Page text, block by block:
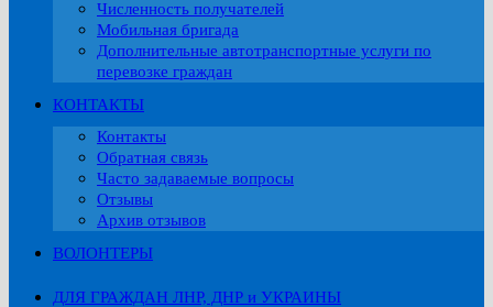
Численность получателей
Мобильная бригада
Дополнительные автотранспортные услуги по
перевозке граждан
КОНТАКТЫ
Контакты
Обратная связь
Часто задаваемые вопросы
Отзывы
Архив отзывов
ВОЛОНТЕРЫ
ДЛЯ ГРАЖДАН ЛНР, ДНР и УКРАИНЫ